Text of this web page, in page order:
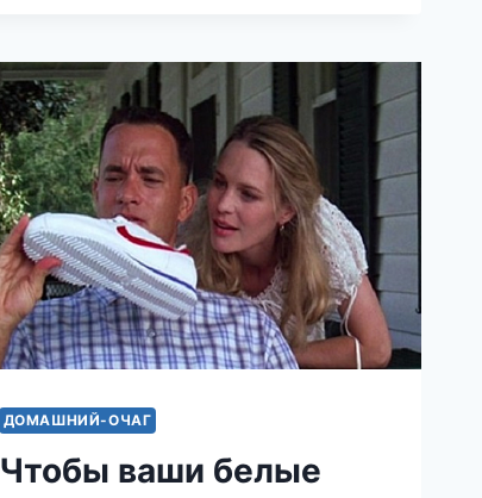
ТЕМ,
КТО
ОТЛИЧАЕТСЯ
ОТ
ДРУГИХ
ВНЕШНЕ
ИЛИ
ФИЗИЧЕСКИ.
ДОМАШНИЙ-ОЧАГ
Чтобы ваши белые